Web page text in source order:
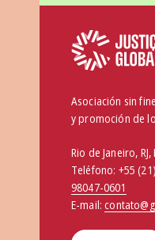
Asociación sin
y promoción de
Rio de Janeiro,
Teléfono: +55
98047-0601
E-mail: